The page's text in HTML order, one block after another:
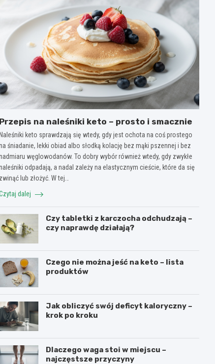
Przepis na naleśniki keto – prosto i smacznie
Naleśniki keto sprawdzają się wtedy, gdy jest ochota na coś prostego
śniadanie, lekki obiad albo słodką kolację bez mąki pszennej i bez
węglowodanów. To dobry wybór również wtedy, gdy zwykłe
odpadają, a nadal zależy na elastycznym cieście, które da się
zwinąć lub złożyć. W tej…
dalej
Czy tabletki z karczocha odchudzają –
czy naprawdę działają?
Czego nie można jeść na keto – lista
produktów
Jak obliczyć swój deficyt kaloryczny –
krok po kroku
Dlaczego waga stoi w miejscu –
najczęstsze przyczyny